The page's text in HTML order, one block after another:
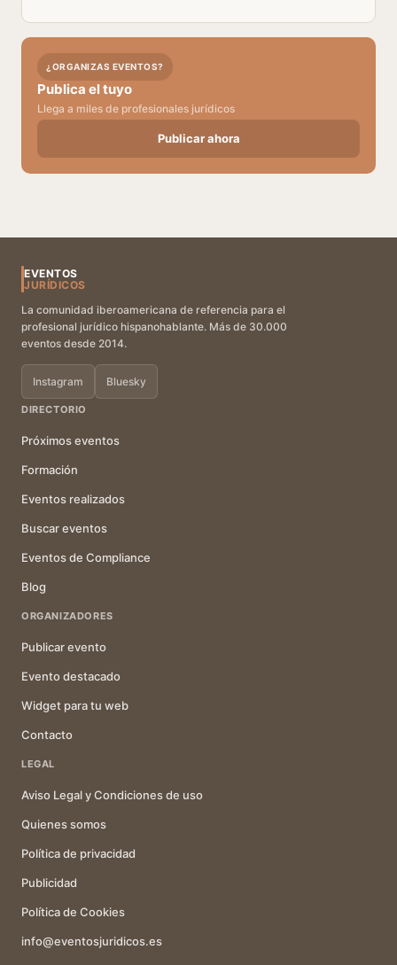
¿ORGANIZAS EVENTOS?
Publica el tuyo
Llega a miles de profesionales jurídicos
Publicar ahora
EVENTOS
JURÍDICOS
La comunidad iberoamericana de referencia para el
profesional jurídico hispanohablante. Más de 30.000
eventos desde 2014.
Instagram Bluesky
DIRECTORIO
Próximos eventos
Formación
Eventos realizados
Buscar eventos
Eventos de Compliance
Blog
ORGANIZADORES
Publicar evento
Evento destacado
Widget para tu web
Contacto
LEGAL
Aviso Legal y Condiciones de uso
Quienes somos
Política de privacidad
Publicidad
Política de Cookies
info@eventosjuridicos.es